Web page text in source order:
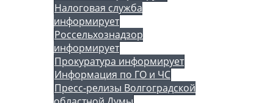
Налоговая служба
информирует
Россельхознадзор
информирует
Прокуратура информирует
Информация по ГО и ЧС
Пресс-релизы Волгоградской